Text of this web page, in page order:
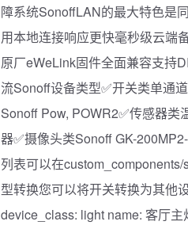
障系统SonoffLAN的最大特色是
用本地连接响应更快毫秒级云端
原厂eWeLink固件全面兼容支持
流Sonoff设备类型✅开关类单通
Sonoff Pow, POWR2✅传感器
器✅摄像头类Sonoff GK-
列表可以在
型转换您可以将开关转换为其他
device_class: light name: 客厅